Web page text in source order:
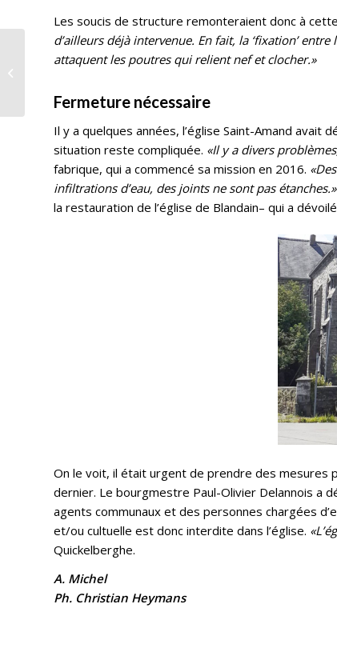
Les soucis de structure remonteraient donc à
d’ailleurs déjà intervenue. En fait, la ‘fixation’
attaquent les poutres qui relient nef et clocher.»
Fermeture nécessaire
Il y a quelques années, l’église Saint-Amand
situation reste compliquée. «Il y a divers
fabrique, qui a commencé sa mission en 2016.
infiltrations d’eau, des joints ne sont pas étanches.»
la restauration de l’église de Blandain– qui a
On le voit, il était urgent de prendre des mesures
dernier. Le bourgmestre Paul-Olivier Delannois a
agents communaux et des personnes chargées
et/ou cultuelle est donc interdite dans l’église.
Quickelberghe.
A. Michel
Ph. Christian Heymans
Le diocèse en route